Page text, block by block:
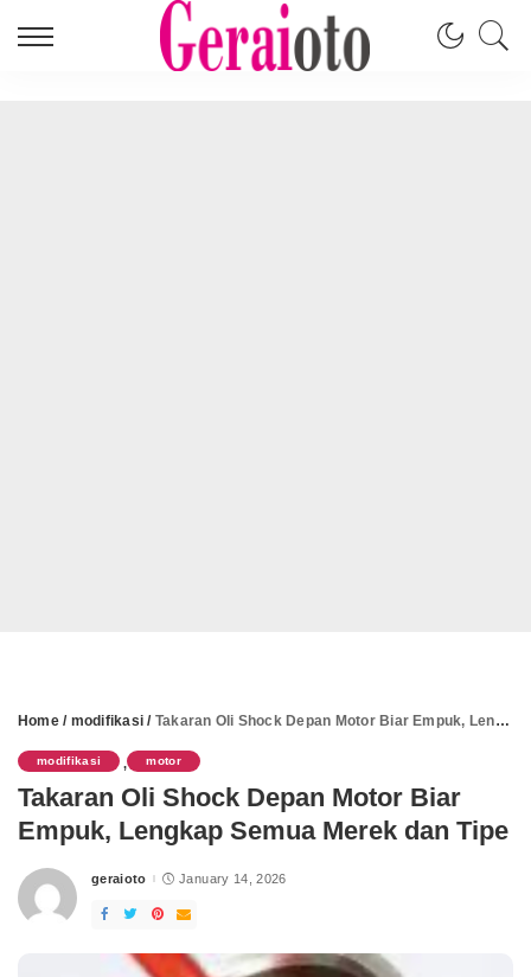
Home/ modifikasi / Takaran Oli Shock Depan Motor Biar Empuk, Lengkap Semua Merek dan Tipe
modifikasi , motor
Takaran Oli Shock Depan Motor Biar
Empuk, Lengkap Semua Merek dan Tipe
Posted
geraioto January 14, 2026